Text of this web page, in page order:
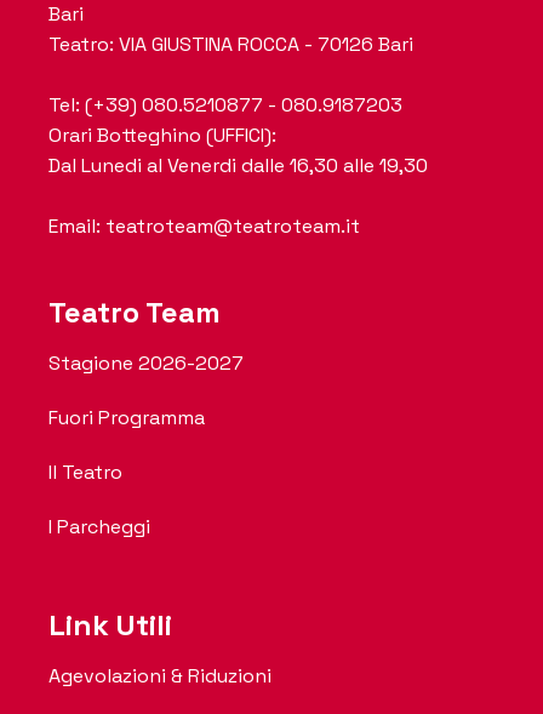
Bari
Teatro: VIA GIUSTINA ROCCA - 70126 Bari
Tel: (+39) 080.5210877 - 080.9187203
Orari Botteghino (UFFICI):
Dal Lunedi al Venerdi dalle 16,30 alle 19,30
Email: teatroteam@teatroteam.it
Teatro Team
Stagione 2026-2027
Fuori Programma
Il Teatro
I Parcheggi
Link Utili
Agevolazioni & Riduzioni